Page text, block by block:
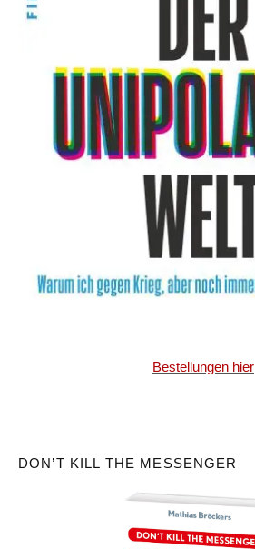
Bestellungen hier
DON’T KILL THE MESSENGER